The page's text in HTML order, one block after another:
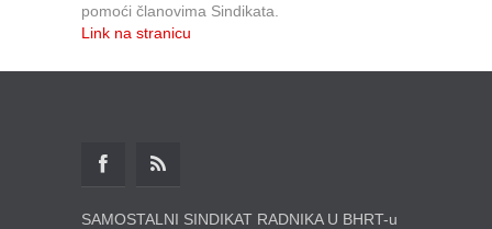
pomoći članovima Sindikata.
Link na stranicu
SAMOSTALNI SINDIKAT RADNIKA U BHRT-u